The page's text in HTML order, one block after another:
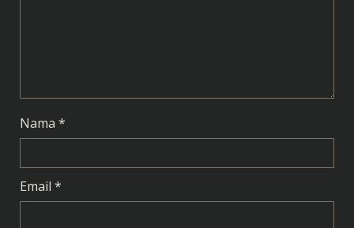
n
g
Nama *
Email *